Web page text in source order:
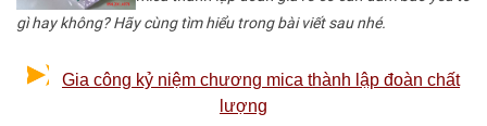
gì hay không? Hãy cùng tìm hiểu trong bài viết sau nhé.
Gia công kỷ niệm chương mica thành lập đoàn chất
lượng